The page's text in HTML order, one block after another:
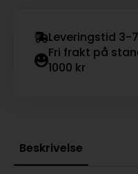
Leveringstid 3-
Fri frakt på
1000 kr
Beskrivelse